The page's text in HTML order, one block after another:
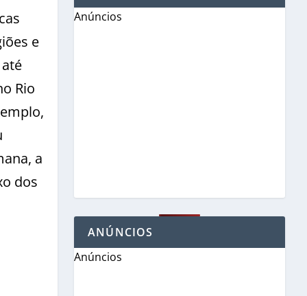
e
Rio
a
dos
Anúncios
ANÚNCIOS
Anúncios